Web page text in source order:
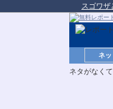
スゴワザ
ネ
ネタがなく